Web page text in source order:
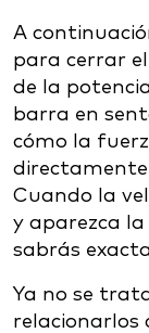
A
para cerrar
de la
barra en
cómo la
Cuando la
y aparezca
sabrás
Ya no se
relacionarlos